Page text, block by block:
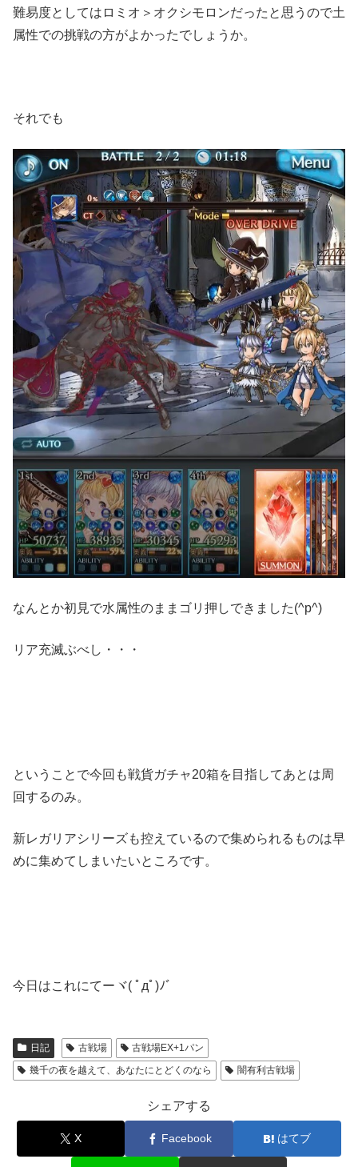
難易度としてはロミオ＞オクシモロンだったと思うので土
属性での挑戦の方がよかったでしょうか。
それでも
なんとか初見で水属性のままゴリ押しできました(^p^)
リア充滅ぶべし・・・
ということで今回も戦貨ガチャ20箱を目指してあとは周
回するのみ。
新レガリアシリーズも控えているので集められるものは早
めに集めてしまいたいところです。
今日はこれにてーヾ( ﾟдﾟ)ﾉ゛
日記 古戦場
古戦場EX+1パン
幾千の夜を越えて、あなたにとどくのなら
闇有利古戦場
シェアする
X Facebook はてブ